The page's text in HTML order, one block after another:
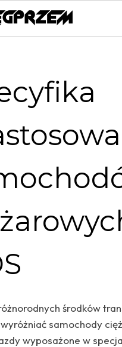
środków
samochody
wyposażone w